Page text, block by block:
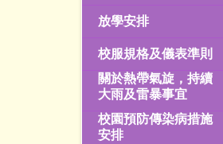
放學安排
校服規格及儀表準則
關於熱帶氣旋，持續
大雨及雷暴事宜
校園預防傳染病措施
安排